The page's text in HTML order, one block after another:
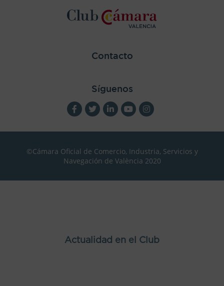
Contacto
Síguenos
©Cámara Oficial de Comercio, Industria, Servicios y
Navegación de València 2020
Actualidad en el Club